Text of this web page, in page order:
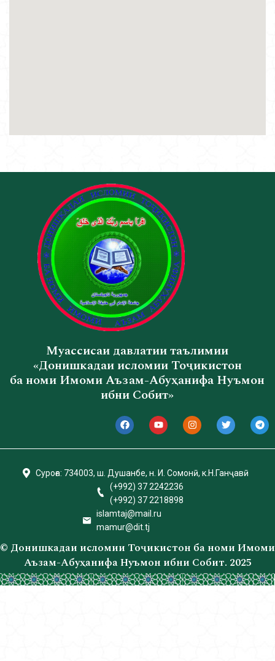
Муассисаи давлатии таълимии
«Донишкадаи исломии Тоҷикистон
ба номи Имоми Аъзам-Абуҳанифа Нуъмон
ибни Собит»
Суроға: 734003, ш. Душанбе, н. И. Сомонӣ, к.Н.Ганҷавӣ
(+992) 37 2242236
(+992) 37 2218898
islamtаj@mail.ru
mamur@dit.tj
© Донишкадаи исломии Тоҷикистон ба номи Имоми
Аъзам-Абуҳанифа Нуъмон ибни Собит. 2025